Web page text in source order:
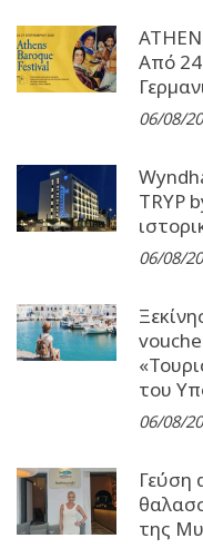
Από
06/08/
TRYP
06/08/
του
06/08/
Γεύση
της